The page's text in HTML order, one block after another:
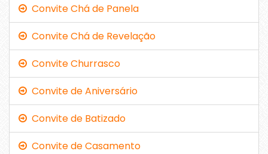
Convite Chá de Panela
Convite Chá de Revelação
Convite Churrasco
Convite de Aniversário
Convite de Batizado
Convite de Casamento